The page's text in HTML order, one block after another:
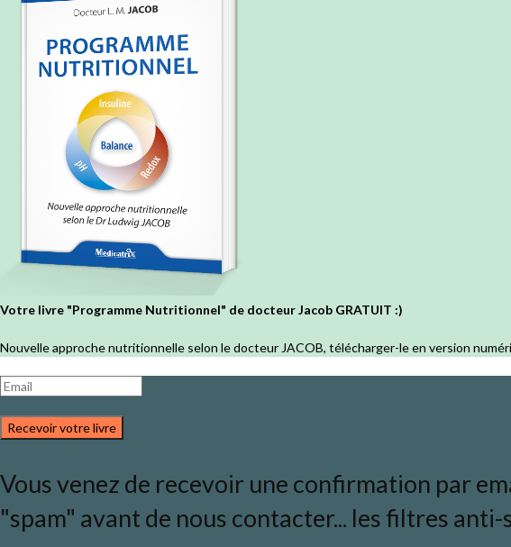
Votre livre "Programme Nutritionnel" de docteur Jacob GRATUIT :)
Nouvelle approche nutritionnelle selon le docteur JACOB, télécharger-le en version
Recevoir votre livre
Vous venez de recevoir une confirmation par
"spam" avant de nous contacter... les filtres